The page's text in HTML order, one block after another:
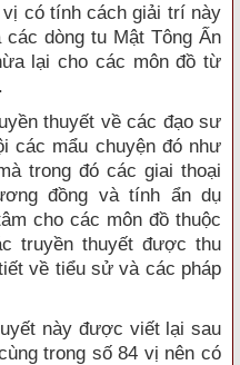
có tính cách giải trí này
dòng tu Mật Tông Ấn
lại cho các môn đồ từ
thuyết về các đạo sư
các mẩu chuyện đó như
trong đó các giai thoại
đồng và tính ẩn dụ
cho các môn đồ thuộc
truyền thuyết được thu
về tiểu sử và các pháp
này được viết lại sau
trong số 84 vị nên có